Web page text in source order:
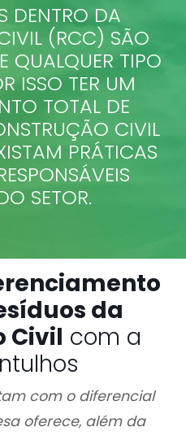
DENTRO DA
(RCC) SÃO
QUALQUER TIPO
ISSO TER UM
TOTAL DE
CIVIL
PRÁTICAS
SETOR.
da
Civil com a
com o diferencial
oferece, além da